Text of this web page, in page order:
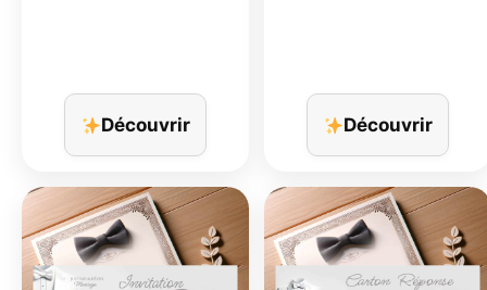
Découvrir Découvrir